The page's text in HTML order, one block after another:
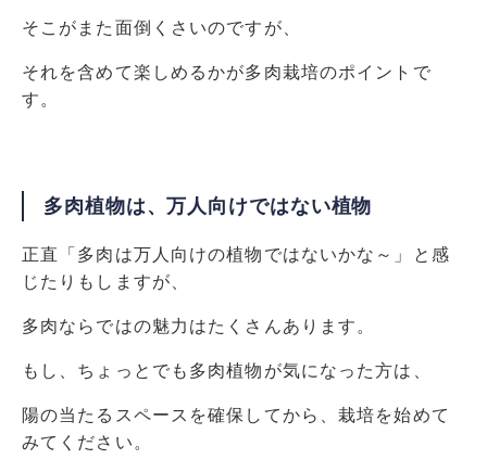
そこがまた面倒くさいのですが、
それを含めて楽しめるかが多肉栽培のポイントで
す。
多肉植物は、万人向けではない植物
正直「多肉は万人向けの植物ではないかな～」と感
じたりもしますが、
多肉ならではの魅力はたくさんあります。
もし、ちょっとでも多肉植物が気になった方は、
陽の当たるスペースを確保してから、栽培を始めて
みてください。